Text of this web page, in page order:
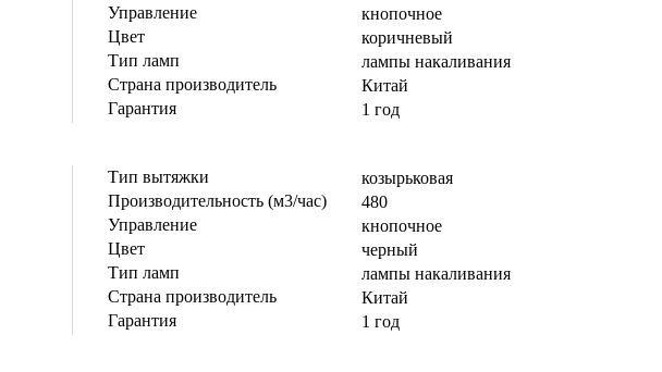
Управление
кнопочное
Цвет
коричневый
Тип ламп
лампы накаливания
Страна производитель
Китай
Гарантия
1 год
Тип вытяжки
козырьковая
Производительность (м3/час)
480
Управление
кнопочное
Цвет
черный
Тип ламп
лампы накаливания
Страна производитель
Китай
Гарантия
1 год